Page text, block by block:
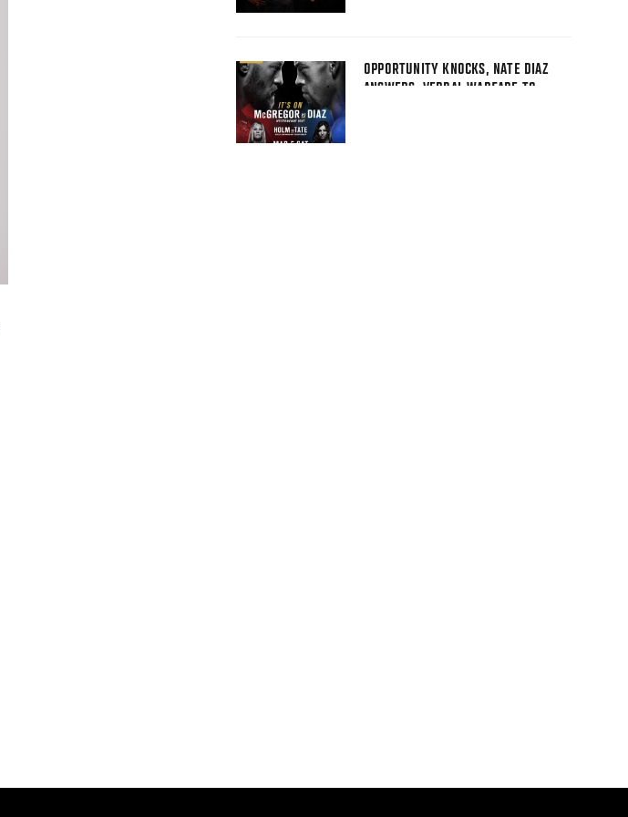
OPPORTUNITY KNOCKS, NATE DIAZ
ANSWERS, VERBAL WARFARE TO